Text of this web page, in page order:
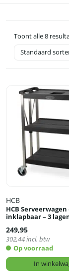
Toont alle 8
HCB
HCB Serveerwagen
inklapbaar – 3
249,95
302,44incl. btw
Op voorraad
In